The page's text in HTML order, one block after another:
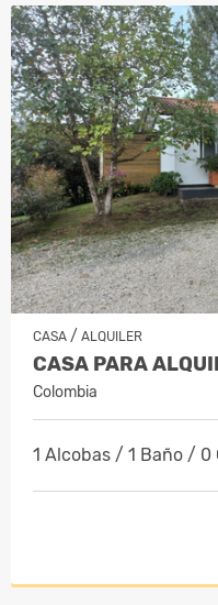
CASA / ALQUILER
CASA PARA
Colombia
1 Alcobas / 1 Baño / 0